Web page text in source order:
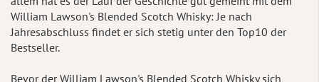
William Lawson's Blended Scotch Whisky: Je nach
Jahresabschluss findet er sich stetig unter den Top10 der
Bestseller.
Bevor der William Lawson's Blended Scotch Whisky sich